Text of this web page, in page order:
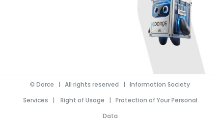
© Dorce | All rights reserved | Information Society
Services | Right of Usage | Protection of Your Personal
Data